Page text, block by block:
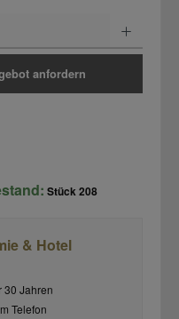
/ Angebot anfordern
Stück 208
& Hotel
30 Jahren
Telefon